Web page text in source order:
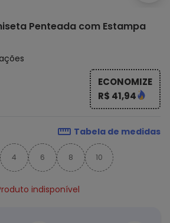
Penteada com Estampa
ECONOMIZE
R$ 41,94
Tabela de medidas
4 6 8 10
indisponível